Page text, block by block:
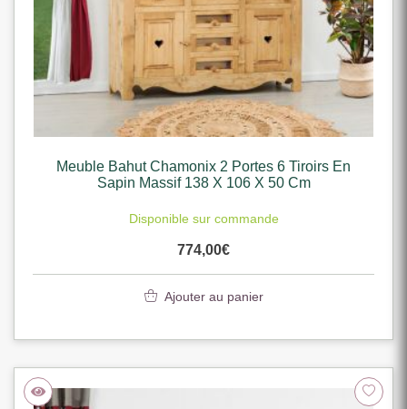
Meuble Bahut Chamonix 2 Portes 6 Tiroirs En
Sapin Massif 138 X 106 X 50 Cm
Disponible sur commande
774,00€
Ajouter au panier